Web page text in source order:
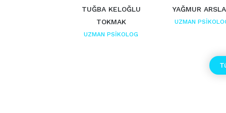
TUĞBA KELOĞLU
TOKMAK
UZMAN PSİKOLOG
YAĞMUR
UZMAN